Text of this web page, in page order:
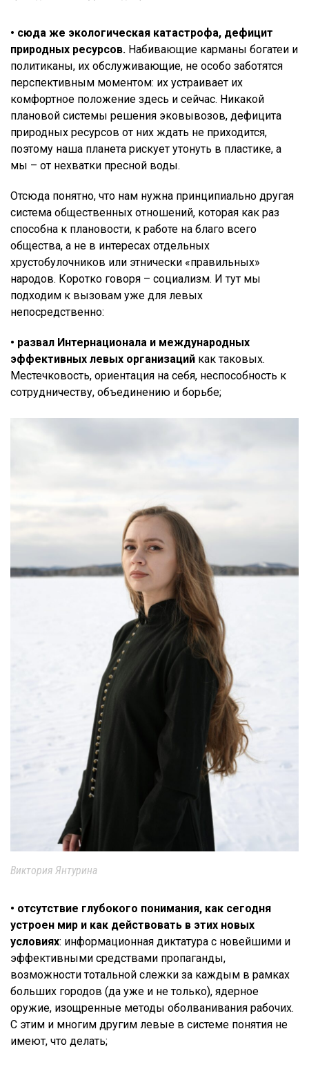
• сюда же экологическая катастрофа, дефицит
природных ресурсов. Набивающие карманы богатеи и
политиканы, их обслуживающие, не особо заботятся
перспективным моментом: их устраивает их
комфортное положение здесь и сейчас. Никакой
плановой системы решения эковывозов, дефицита
природных ресурсов от них ждать не приходится,
поэтому наша планета рискует утонуть в пластике, а
мы – от нехватки пресной воды.
Отсюда понятно, что нам нужна принципиально другая
система общественных отношений, которая как раз
способна к плановости, к работе на благо всего
общества, а не в интересах отдельных
хрустобулочников или этнически «правильных»
народов. Коротко говоря – социализм. И тут мы
подходим к вызовам уже для левых
непосредственно:
• развал Интернационала и международных
эффективных левых организаций как таковых.
Местечковость, ориентация на себя, неспособность к
сотрудничеству, объединению и борьбе;
Виктория Янтурина
• отсутствие глубокого понимания, как сегодня
устроен мир и как действовать в этих новых
условиях: информационная диктатура с новейшими и
эффективными средствами пропаганды,
возможности тотальной слежки за каждым в рамках
больших городов (да уже и не только), ядерное
оружие, изощренные методы оболванивания рабочих.
С этим и многим другим левые в системе понятия не
имеют, что делать;